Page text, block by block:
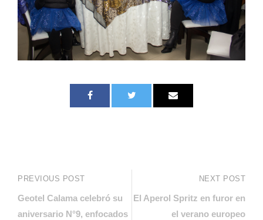
PREVIOUS POST
Geotel Calama celebró su
aniversario N°9, enfocados
NEXT POST
El Aperol Spritz en furor en
el verano europeo